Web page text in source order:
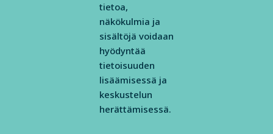
tietoa,
näkökulmia ja
sisältöjä voidaan
hyödyntää
tietoisuuden
lisäämisessä ja
keskustelun
herättämisessä.